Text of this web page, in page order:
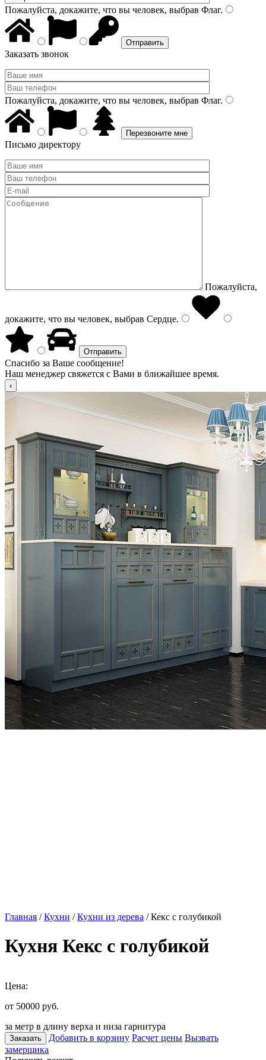
Пожалуйста, докажите, что вы человек, выбрав Флаг.
Заказать звонок
Пожалуйста, докажите, что вы человек, выбрав Флаг.
Письмо директору
Пожалуйста,
докажите, что вы человек, выбрав Сердце.
Спасибо за Ваше сообщение!
Наш менеджер свяжется с Вами в ближайшее время.
Главная /Кухни /Кухни из дерева / Кекс с голубикой
Кухня Кекс с голубикой
Цена:
от 50000 руб.
за метр в длину верха и низа гарнитура
Заказать Добавить в корзину Расчет цены Вызвать
замерщика